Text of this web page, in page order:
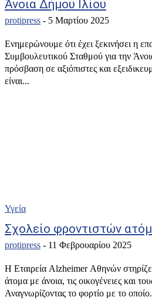
Άνοια Δήμου Ιλίου
protipress - 5 Μαρτίου 2025
Ενημερώνουμε ότι έχει ξεκινήσει η
Συμβουλευτικού Σταθμού για την
πρόσβαση σε αξιόπιστες και
είναι...
Υγεία
Σχολείο φροντιστών
protipress - 11 Φεβρουαρίου 2025
Η Εταιρεία Alzheimer Αθηνών
άτομα με άνοια, τις οικογένειες και
Αναγνωρίζοντας το φορτίο με το